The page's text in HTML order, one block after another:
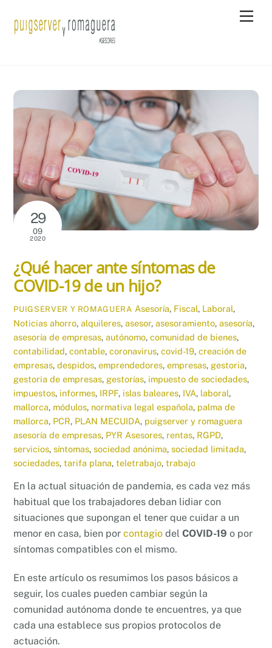
29
09
2020
¿Qué hacer ante síntomas de
COVID-19 de un hijo?
PUIGSERVER Y ROMAGUERA Asesoría, Fiscal, Laboral,
Noticias ahorro,alquileres,asesor,asesoramiento,asesoría,
asesoría de empresas,autónomo,comunidad de bienes,
contabilidad,contable,coronavirus,covid-19,creación de
empresas,despidos,emprendedores,empresas, gestoria,
gestoria de empresas, gestorías, impuesto de sociedades,
impuestos, informes, IRPF, islas baleares, IVA, laboral,
mallorca, módulos, normativa legal española, palma de
mallorca, PCR, PLAN MECUIDA, puigserver y romaguera
asesoría de empresas, PYR Asesores, rentas, RGPD,
servicios,síntomas,sociedad anónima,sociedad limitada,
sociedades,tarifa plana,teletrabajo,trabajo
En la actual situación de pandemia, es cada vez más
habitual que los trabajadores deban lidiar con
situaciones que supongan el tener que cuidar a un
menor en casa, bien porcontagio delCOVID-19 o por
síntomas compatibles con el mismo.
En este artículo os resumimos los pasos básicos a
seguir, los cuales pueden cambiar según la
comunidad autónoma donde te encuentres, ya que
cada una establece sus propios protocolos de
actuación.